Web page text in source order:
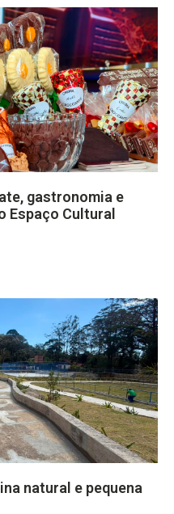
gastronomia e
Espaço Cultural
natural e pequena